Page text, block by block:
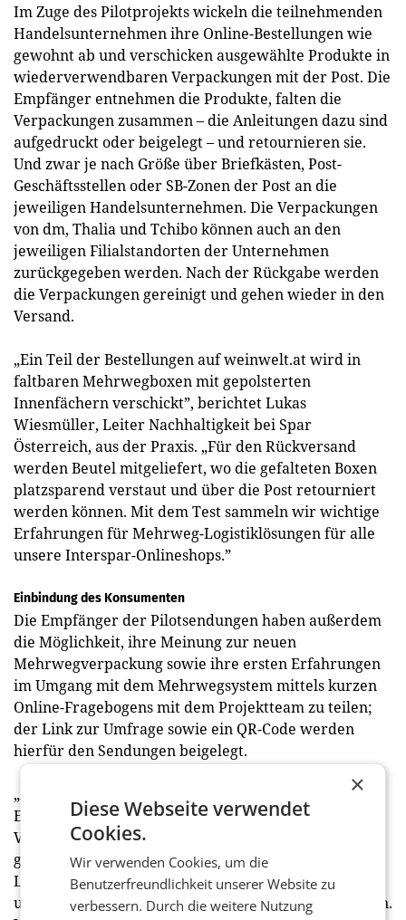
Im Zuge des Pilotprojekts wickeln die teilnehmenden
Handelsunternehmen ihre Online-Bestellungen wie
gewohnt ab und verschicken ausgewählte Produkte in
wiederverwendbaren Verpackungen mit der Post. Die
Empfänger entnehmen die Produkte, falten die
Verpackungen zusammen – die Anleitungen dazu sind
aufgedruckt oder beigelegt – und retournieren sie.
Und zwar je nach Größe über Briefkästen, Post-
Geschäftsstellen oder SB-Zonen der Post an die
jeweiligen Handelsunternehmen. Die Verpackungen
von dm, Thalia und Tchibo können auch an den
jeweiligen Filialstandorten der Unternehmen
zurückgegeben werden. Nach der Rückgabe werden
die Verpackungen gereinigt und gehen wieder in den
Versand.
„Ein Teil der Bestellungen auf weinwelt.at wird in
faltbaren Mehrwegboxen mit gepolsterten
Innenfächern verschickt”, berichtet Lukas
Wiesmüller, Leiter Nachhaltigkeit bei Spar
Österreich, aus der Praxis. „Für den Rückversand
werden Beutel mitgeliefert, wo die gefalteten Boxen
platzsparend verstaut und über die Post retourniert
werden können. Mit dem Test sammeln wir wichtige
Erfahrungen für Mehrweg-Logistiklösungen für alle
unsere Interspar-Onlineshops.”
Einbindung des Konsumenten
Die Empfänger der Pilotsendungen haben außerdem
die Möglichkeit, ihre Meinung zur neuen
Mehrwegverpackung sowie ihre ersten Erfahrungen
im Umgang mit dem Mehrwegsystem mittels kurzen
Online-Fragebogens mit dem Projektteam zu teilen;
der Link zur Umfrage sowie ein QR-Code werden
hierfür den Sendungen beigelegt.
„Aus Forschungssicht freuen wir uns sehr über das
Engagement der Unternehmen für nachhaltige
Verpackungslösungen. Mit den im Pilottest
gewonnenen Daten können wir eine umfangreiche
Lebenszyklusanalyse der Verpackungen durchführen
und ihre Lebensdauer und Praktikabilität analysieren.
×
Diese Webseite verwendet
Cookies.
Wir verwenden Cookies, um die
Benutzerfreundlichkeit unserer Website zu
verbessern. Durch die weitere Nutzung